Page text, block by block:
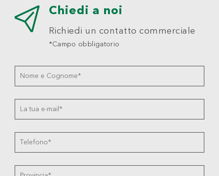
Chiedi a noi
Richiedi un contatto commerciale
*Campo obbligatorio